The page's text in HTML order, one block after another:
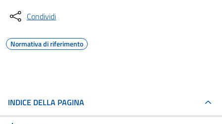
Condividi
Normativa di riferimento
INDICE DELLA PAGINA